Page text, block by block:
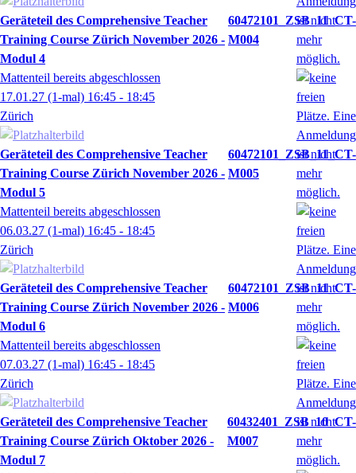
Geräteteil des Comprehensive Teacher
Training Course Zürich November 2026 -
Modul 4
60472101_ZSB_11_CT-
M004
Mattenteil bereits abgeschlossen
17.01.27 (1-mal) 16:45 - 18:45
Zürich
Geräteteil des Comprehensive Teacher
Training Course Zürich November 2026 -
Modul 5
60472101_ZSB_11_CT-
M005
Mattenteil bereits abgeschlossen
06.03.27 (1-mal) 16:45 - 18:45
Zürich
Geräteteil des Comprehensive Teacher
Training Course Zürich November 2026 -
Modul 6
60472101_ZSB_11_CT-
M006
Mattenteil bereits abgeschlossen
07.03.27 (1-mal) 16:45 - 18:45
Zürich
Geräteteil des Comprehensive Teacher
Training Course Zürich Oktober 2026 -
Modul 7
60432401_ZSB_10_CT-
M007